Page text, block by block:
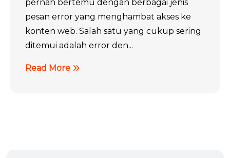
pernah bertemu dengan berbagai jenis
pesan error yang menghambat akses ke
konten web. Salah satu yang cukup sering
ditemui adalah error den...
Read More